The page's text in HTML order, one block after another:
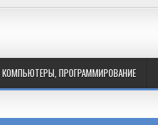
КОМПЬЮТЕРЫ, ПРОГРАММИРОВАНИЕ